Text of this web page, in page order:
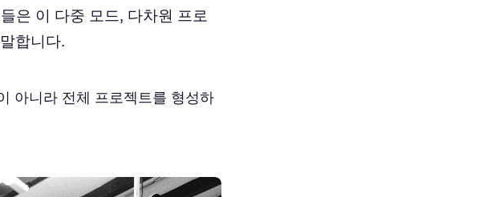
은 이 다중 모드, 다차원 프로
합니다.
아니라 전체 프로젝트를 형성하